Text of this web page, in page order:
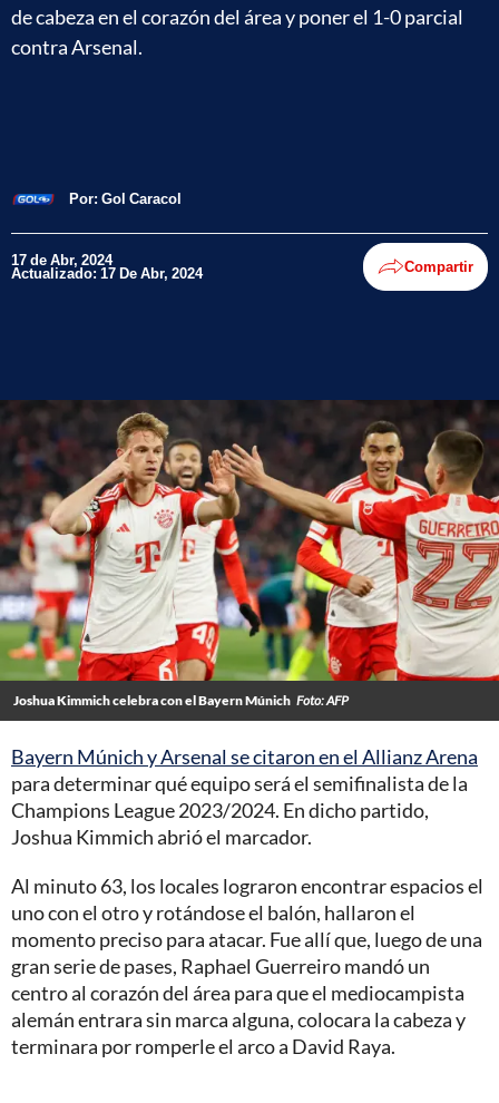
de cabeza en el corazón del área y poner el 1-0 parcial
contra Arsenal.
Por: Gol Caracol
17 de Abr, 2024
Actualizado: 17 De Abr, 2024 Compartir
Joshua Kimmich celebra con el Bayern Múnich Foto: AFP
Bayern Múnich y Arsenal se citaron en el Allianz Arena
para determinar qué equipo será el semifinalista de la
Champions League 2023/2024. En dicho partido,
Joshua Kimmich abrió el marcador.
Al minuto 63, los locales lograron encontrar espacios el
uno con el otro y rotándose el balón, hallaron el
momento preciso para atacar. Fue allí que, luego de una
gran serie de pases, Raphael Guerreiro mandó un
centro al corazón del área para que el mediocampista
alemán entrara sin marca alguna, colocara la cabeza y
terminara por romperle el arco a David Raya.